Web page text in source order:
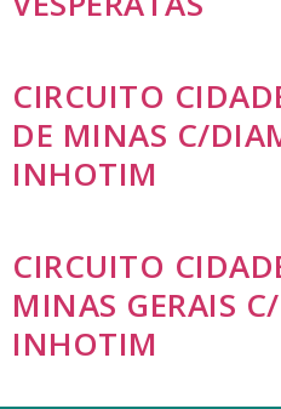
CIRCUITO
DE MINAS C/
INHOTIM
CIRCUITO
MINAS GERAIS
INHOTIM